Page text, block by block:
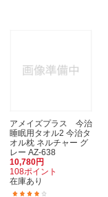
アメイズプラス 今治
睡眠用タオル2 今治タ
オル枕 ネルチャー グ
レー AZ-638
10,780円
108ポイント
在庫あり